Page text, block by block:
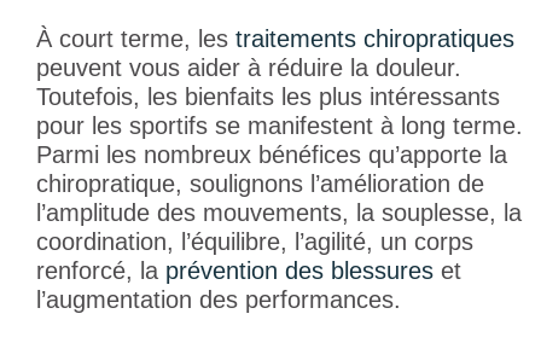
À court terme, les traitements chiropratiques
peuvent vous aider à réduire la douleur.
Toutefois, les bienfaits les plus intéressants
pour les sportifs se manifestent à long terme.
Parmi les nombreux bénéfices qu’apporte la
chiropratique, soulignons l’amélioration de
l’amplitude des mouvements, la souplesse, la
coordination, l’équilibre, l’agilité, un corps
renforcé, la prévention des blessures et
l’augmentation des performances.